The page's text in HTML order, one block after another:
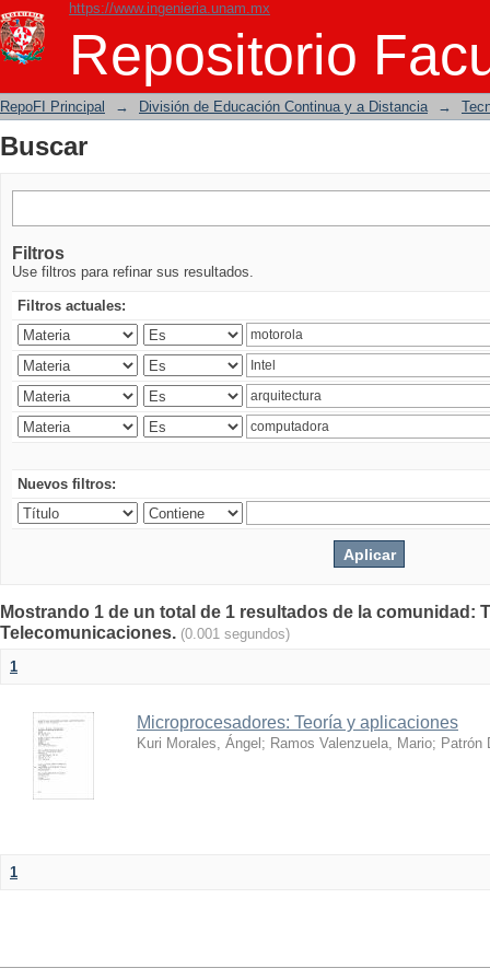
https://www.ingenieria.unam.mx
Repositorio
Buscar
RepoFI Principal → División de Educación Continua y a Distancia →
Buscar
Filtros
Use filtros para refinar sus resultados.
Filtros actuales:
Nuevos filtros:
Mostrando 1 de un total de 1 resultados de la comunidad:
Telecomunicaciones. (0.001 segundos)
1
Microprocesadores: Teoría y aplicaciones
Kuri Morales, Ángel ; Ramos Valenzuela, Mario; Patrón
1